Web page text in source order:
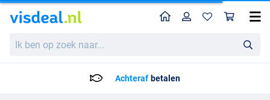
ben
HomeProfiel
Achteraf betalen
Berkley DEX Fat Bullet
16.90